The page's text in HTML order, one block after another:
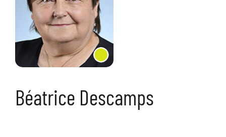
Béatrice Descamps